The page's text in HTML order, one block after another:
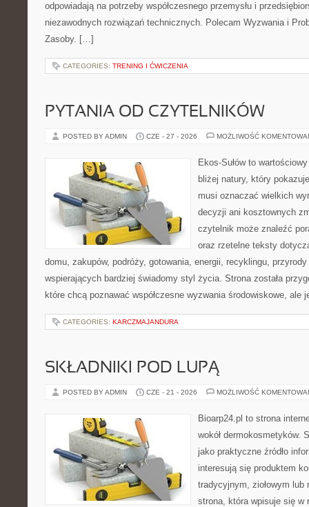
odpowiadają na potrzeby współczesnego przemysłu i
niezawodnych rozwiązań technicznych. Polecam Wyzwania i
Zasoby. […]
CATEGORIES: TRENING I ĆWICZENIA
PYTANIA OD CZYTELNIKÓW
POSTED BY ADMIN CZE - 27 - 2026 MOŻLIWOŚĆ
Ekos-Sułów to
bliżej natury, który
musi oznaczać wielkich
decyzji ani kosztownych
czytelnik może znaleźć
oraz rzetelne teksty
domu, zakupów, podróży, gotowania, energii, recyklingu,
wspierających bardziej świadomy styl życia. Strona została
które chcą poznawać współczesne wyzwania środowiskowe,
CATEGORIES: KARCZMAJANDURA
SKŁADNIKI POD LUPĄ
POSTED BY ADMIN CZE - 21 - 2026 MOŻLIWOŚĆ
Bioarp24.pl to strona
wokół dermokosmetyków.
jako praktyczne źródło
interesują się produktem
tradycyjnym, ziołowym lub
strona, która wpisuje się w